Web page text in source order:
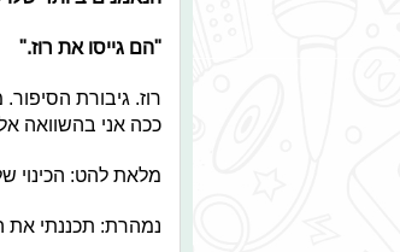
"הם גייסו את רוז."
רוז. גיבורת
ככה אני בהשוואה
מלאת להט: הכינוי
נמהרת: תכננתי את